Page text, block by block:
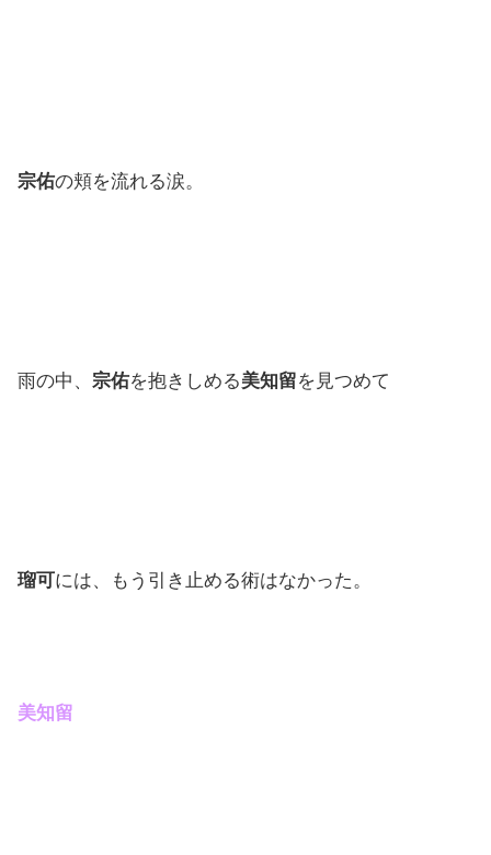
宗佑の頬を流れる涙。
雨の中、 宗佑を抱きしめる美知留を見つめて
瑠可には、もう引き止める術はなかった。
美知留